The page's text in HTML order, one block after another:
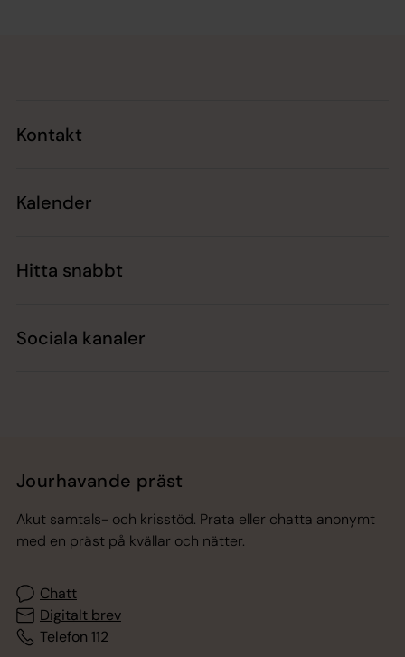
Kontakt
Kalender
Hitta snabbt
Sociala kanaler
Jourhavande präst
Akut samtals- och krisstöd. Prata eller chatta anonymt
med en präst på kvällar och nätter.
Chatt
Digitalt brev
Telefon 112